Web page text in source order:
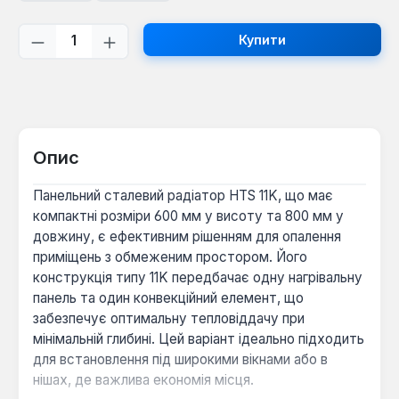
Кількість товару: Введіть потрібну
Купити
Опис
Панельний сталевий радіатор HTS 11K, що має
компактні розміри 600 мм у висоту та 800 мм у
довжину, є ефективним рішенням для опалення
приміщень з обмеженим простором. Його
конструкція типу 11K передбачає одну нагрівальну
панель та один конвекційний елемент, що
забезпечує оптимальну тепловіддачу при
мінімальній глибині. Цей варіант ідеально підходить
для встановлення під широкими вікнами або в
нішах, де важлива економія місця.